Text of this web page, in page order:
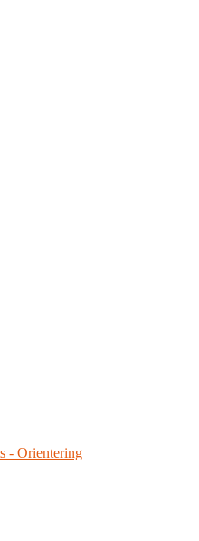
- Orientering